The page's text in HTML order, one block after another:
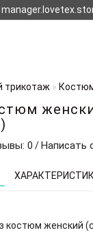
трикотаж
0 /Написать